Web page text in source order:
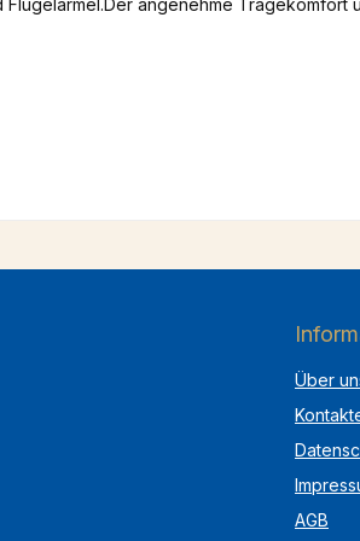
angenehme
Über
AGB